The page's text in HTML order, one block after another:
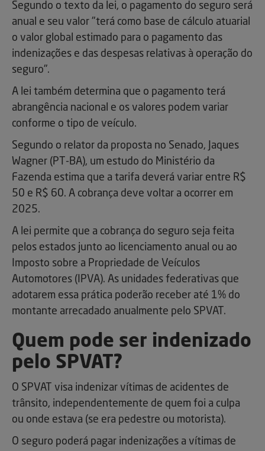
Segundo o texto da lei, o pagamento do seguro será
anual e seu valor "terá como base de cálculo atuarial
o valor global estimado para o pagamento das
indenizações e das despesas relativas à operação do
seguro".
A lei também determina que o pagamento terá
abrangência nacional e os valores podem variar
conforme o tipo de veículo.
Segundo o relator da proposta no Senado, Jaques
Wagner (PT-BA), um estudo do Ministério da
Fazenda estima que a tarifa deverá variar entre R$
50 e R$ 60. A cobrança deve voltar a ocorrer em
2025.
A lei permite que a cobrança do seguro seja feita
pelos estados junto ao licenciamento anual ou ao
Imposto sobre a Propriedade de Veículos
Automotores (IPVA). As unidades federativas que
adotarem essa prática poderão receber até 1% do
montante arrecadado anualmente pelo SPVAT.
Quem pode ser indenizado
pelo SPVAT?
O SPVAT visa indenizar vítimas de acidentes de
trânsito, independentemente de quem foi a culpa
ou onde estava (se era pedestre ou motorista).
O seguro poderá pagar indenizações a vítimas de